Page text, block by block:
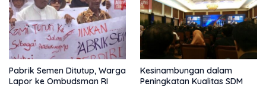
Pabrik Semen Ditutup, Warga
Lapor ke Ombudsman RI
Kesinambungan dalam
Peningkatan Kualitas SDM